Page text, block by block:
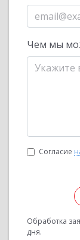
Чем мы
Согласие
Обработка
дня.